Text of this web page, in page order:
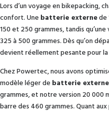
Lors d’un voyage en bikepacking,
confort. Une batterie externede
150 et 250 grammes, tandis
325 à 500 grammes. Dès qu’on
devient réellement pesante pour
Chez Powertec, nous avons
modèle léger de batterie externe
grammes, et notre version 20 000
barre des 460 grammes. Quant